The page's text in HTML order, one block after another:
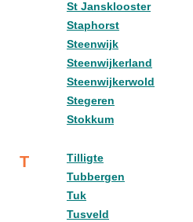
St Jansklooster
Staphorst
Steenwijk
Steenwijkerland
Steenwijkerwold
Stegeren
Stokkum
T
Tilligte
Tubbergen
Tuk
Tusveld